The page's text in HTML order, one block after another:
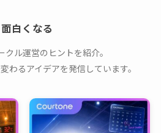
白くなる
ル運営のヒントを紹介。
わるアイデアを発信しています。